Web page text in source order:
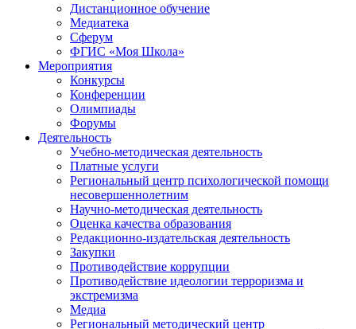
Дистанционное обучение
Медиатека
Сферум
ФГИС «Моя Школа»
Мероприятия
Конкурсы
Конференции
Олимпиады
Форумы
Деятельность
Учебно-методическая деятельность
Платные услуги
Региональный центр психологической помощи
несовершеннолетним
Научно-методическая деятельность
Оценка качества образования
Редакционно-издательская деятельность
Закупки
Противодействие коррупции
Противодействие идеологии терроризма и
экстремизма
Медиа
Региональный методический центр